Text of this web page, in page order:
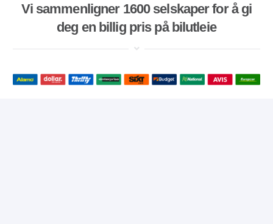
Vi sammenligner 1600 selskaper for å gi
deg en billig pris på bilutleie